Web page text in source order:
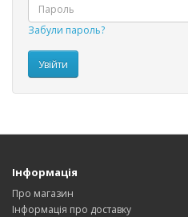
Забули пароль?
Інформація
Про магазин
Інформація про доставку